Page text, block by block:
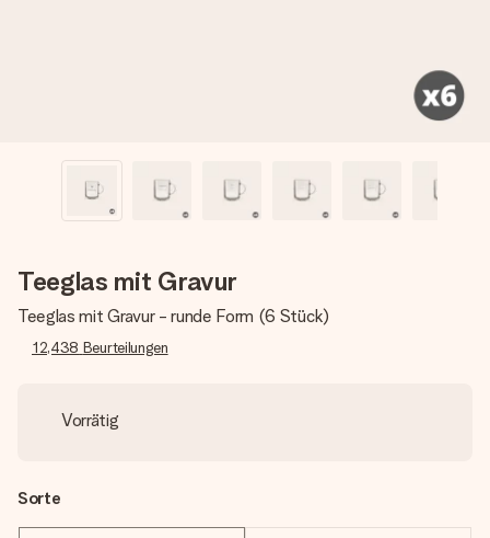
Teeglas mit Gravur
Teeglas mit Gravur - runde Form (6 Stück)
12,438 Beurteilungen
Vorrätig
Sorte